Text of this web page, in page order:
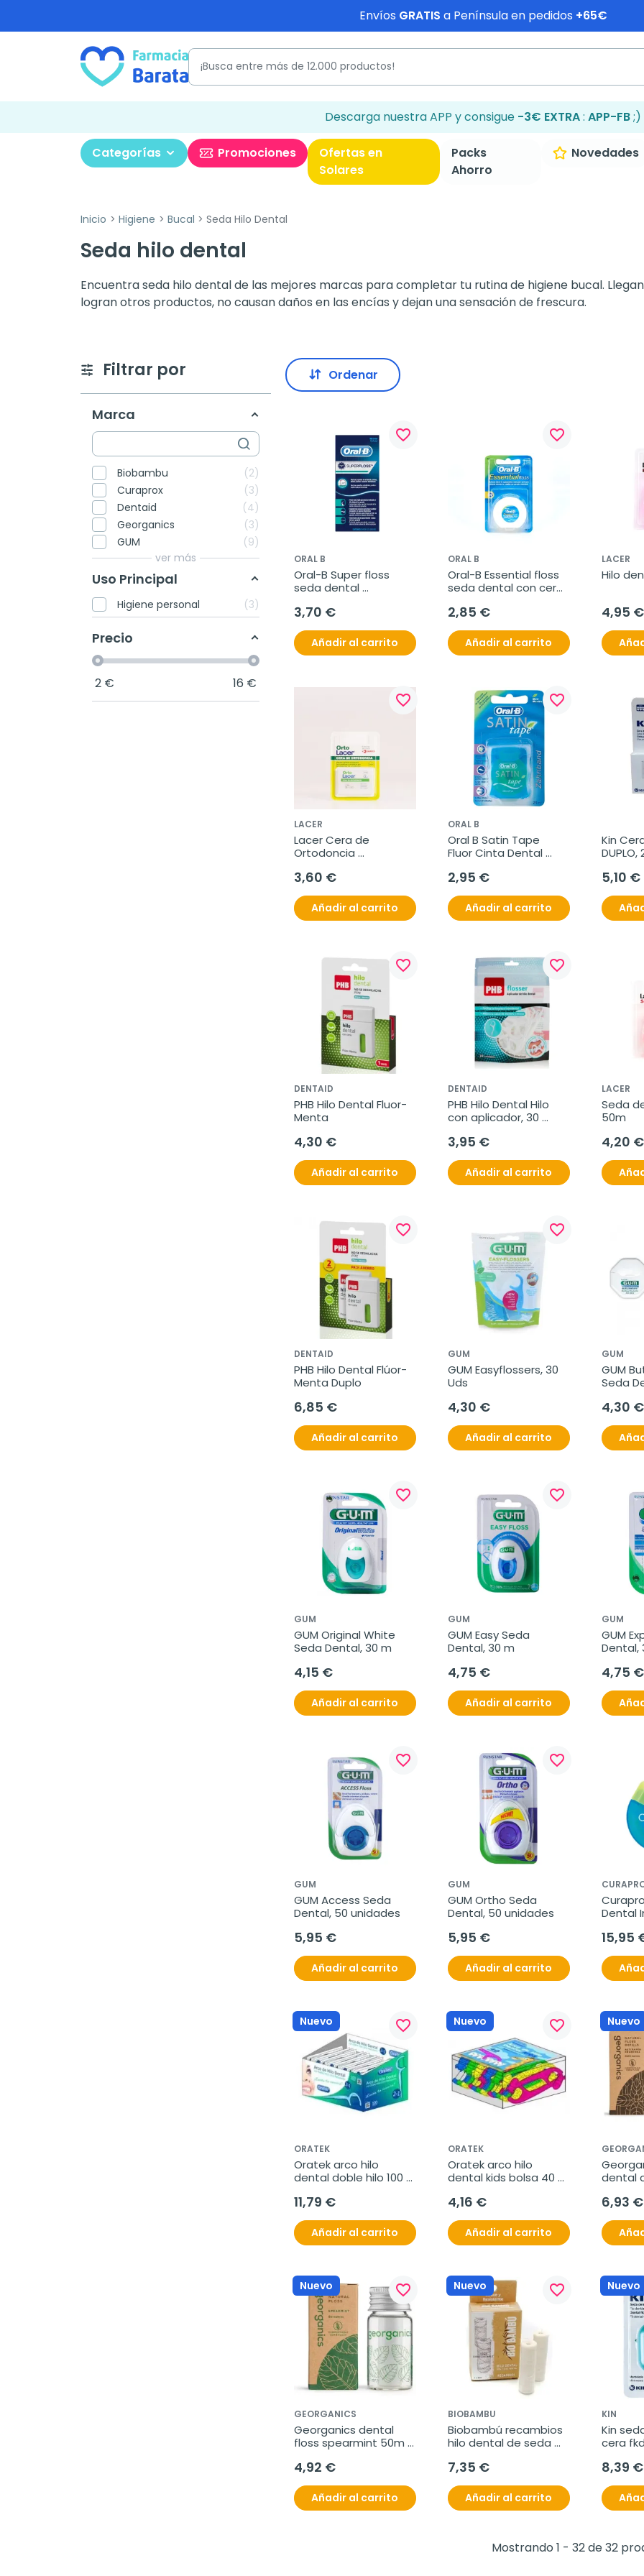
Envíos GRATIS a Península en pedidos +65€
Descarga nuestra APP y consigue -3€ EXTRA: APP-FB;)
Categorías Promociones
Ofertas en
Solares
Packs
Ahorro
Novedades
Inicio Higiene Bucal Seda Hilo Dental
Seda hilo dental
Encuentra seda hilo dental de las mejores marcas para completar tu rutina de higiene bucal.
logran otros productos, no causan daños en las encías y dejan una sensación de frescura.
Filtrar por
Marca
Biobambu
2
Curaprox
3
Dentaid
4
Georganics
3
GUM
9
ver más
Uso Principal
Higiene personal 3
Precio
2 € 16 €
Ordenar
favorite_border
ORAL B
Oral-B Super floss
seda dental
unidades
3,70 €
Añadir al carrito
favorite_border
ORAL B
Oral-B Essential floss
seda dental con cera,
2,85 €
Añadir al carrito
LACER
Hilo
4,95 €
favorite_border
LACER
Lacer Cera de
Ortodoncia
3,60 €
Añadir al carrito
favorite_border
ORAL B
Oral B Satin Tape
Fluor Cinta Dental
2,95 €
Añadir al carrito
Kin
DUPLO,
5,10 €
favorite_border
DENTAID
PHB Hilo Dental Fluor-
Menta
4,30 €
Añadir al carrito
favorite_border
DENTAID
PHB Hilo Dental Hilo
con aplicador, 30
3,95 €
Añadir al carrito
LACER
Seda
50m
4,20 €
favorite_border
DENTAID
PHB Hilo Dental Flúor-
Menta Duplo
6,85 €
Añadir al carrito
favorite_border
GUM
GUM Easyflossers, 30
Uds
4,30 €
Añadir al carrito
GUM
GUM
Seda
4,30 €
favorite_border
GUM
GUM Original White
Seda Dental, 30 m
4,15 €
Añadir al carrito
favorite_border
GUM
GUM Easy Seda
Dental, 30 m
4,75 €
Añadir al carrito
GUM
GUM
Dental,
4,75 €
favorite_border
GUM
GUM Access Seda
Dental, 50 unidades
5,95 €
Añadir al carrito
favorite_border
GUM
GUM Ortho Seda
Dental, 50 unidades
5,95 €
Añadir al carrito
Dental
15,95
Nuevo favorite_border
ORATEK
Oratek arco hilo
dental doble hilo 100
11,79 €
Añadir al carrito
Nuevo favorite_border
ORATEK
Oratek arco hilo
dental kids bolsa 40
4,16 €
Añadir al carrito
Nuevo
dental
6,93 €
Nuevo favorite_border
GEORGANICS
Georganics dental
floss spearmint 50m
4,92 €
Añadir al carrito
Nuevo favorite_border
BIOBAMBU
Biobambú recambios
hilo dental de seda
7,35 €
Añadir al carrito
Nuevo
KIN
Kin
cera
8,39 €
Mostrando 1 - 32 de 32